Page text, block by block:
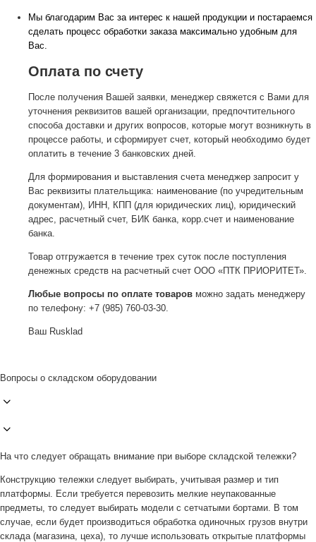
Мы благодарим Вас за интерес к нашей продукции и постараемся
сделать процесс обработки заказа максимально удобным для
Вас.
Оплата по счету
После получения Вашей заявки, менеджер свяжется с Вами для
уточнения реквизитов вашей организации, предпочтительного
способа доставки и других вопросов, которые могут возникнуть в
процессе работы, и сформирует счет, который необходимо будет
оплатить в течение 3 банковских дней.
Для формирования и выставления счета менеджер запросит у
Вас реквизиты плательщика: наименование (по учредительным
документам), ИНН, КПП (для юридических лиц), юридический
адрес, расчетный счет, БИК банка, корр.счет и наименование
банка.
Товар отгружается в течение трех суток после поступления
денежных средств на расчетный счет ООО «ПТК ПРИОРИТЕТ».
Любые вопросы по оплате товаров можно задать менеджеру
по телефону: +7 (985) 760-03-30.
Ваш Rusklad
Вопросы о складском оборудовании
На что следует обращать внимание при выборе складской тележки?
Конструкцию тележки следует выбирать, учитывая размер и тип
платформы. Если требуется перевозить мелкие неупакованные
предметы, то следует выбирать модели с сетчатыми бортами. В том
случае, если будет производиться обработка одиночных грузов внутри
склада (магазина, цеха), то лучше использовать открытые платформы